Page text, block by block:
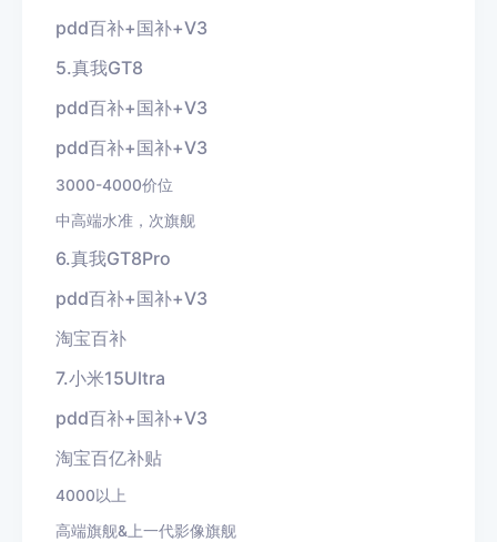
pdd百补+国补+V3
5.真我GT8
pdd百补+国补+V3
pdd百补+国补+V3
3000-4000价位
中高端水准，次旗舰
6.真我GT8Pro
pdd百补+国补+V3
淘宝百补
7.小米15Ultra
pdd百补+国补+V3
淘宝百亿补贴
4000以上
高端旗舰&上一代影像旗舰